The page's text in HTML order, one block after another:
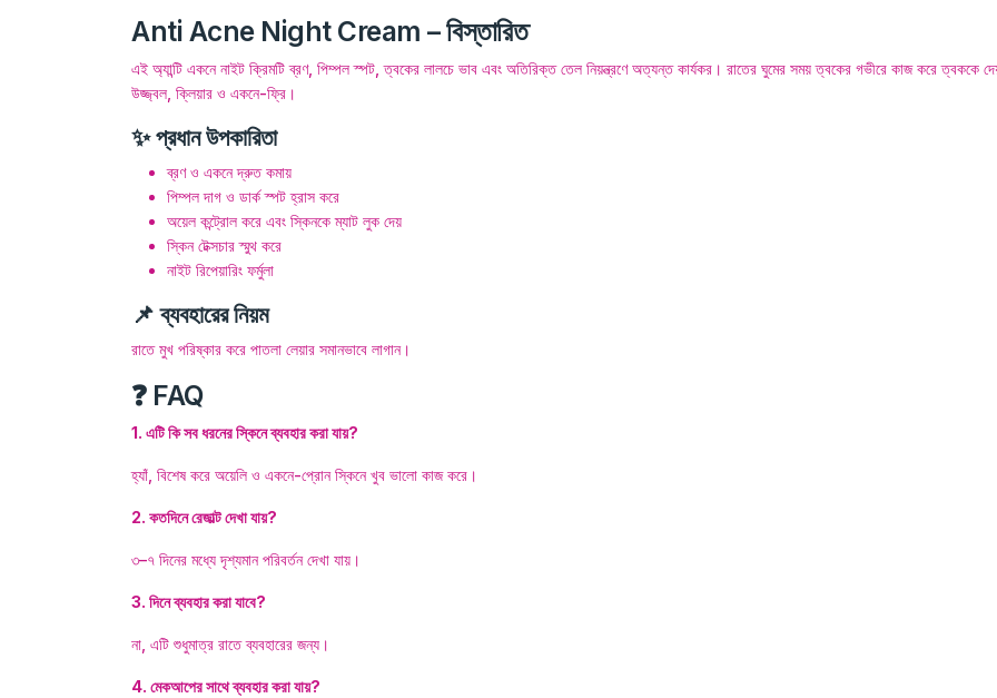
Anti Acne Night Cream – বিস্তারিত
এই অ্যান্টি একনে নাইট ক্রিমটি ব্রণ, পিম্পল স্পট, ত্বকের লালচে ভাব এবং অতিরিক্ত তেল নিয়ন্ত্রণে অত্যন্ত কার্যকর। রাতের ঘুমের সময় ত্বকের গভীরে কাজ করে ত্বককে
উজ্জ্বল, ক্লিয়ার ও একনে-ফ্রি।
✨ প্রধান উপকারিতা
ব্রণ ও একনে দ্রুত কমায়
পিম্পল দাগ ও ডার্ক স্পট হ্রাস করে
অয়েল কন্ট্রোল করে এবং স্কিনকে ম্যাট লুক দেয়
স্কিন টেক্সচার স্মুথ করে
নাইট রিপেয়ারিং ফর্মুলা
📌 ব্যবহারের নিয়ম
রাতে মুখ পরিষ্কার করে পাতলা লেয়ার সমানভাবে লাগান।
❓ FAQ
1. এটি কি সব ধরনের স্কিনে ব্যবহার করা যায়?
হ্যাঁ, বিশেষ করে অয়েলি ও একনে-প্রোন স্কিনে খুব ভালো কাজ করে।
2. কতদিনে রেজাল্ট দেখা যায়?
৩–৭ দিনের মধ্যে দৃশ্যমান পরিবর্তন দেখা যায়।
3. দিনে ব্যবহার করা যাবে?
না, এটি শুধুমাত্র রাতে ব্যবহারের জন্য।
4. মেকআপের সাথে ব্যবহার করা যায়?